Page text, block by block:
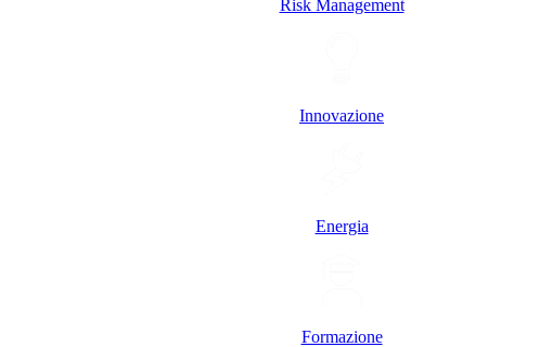
Risk Management
Innovazione
Energia
Formazione